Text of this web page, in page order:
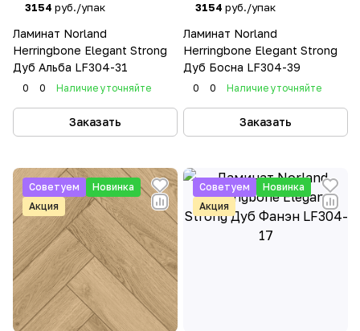
3154 руб./упак
Ламинат Norland
Herringbone Elegant Strong
Дуб Альба LF304-31
0 0 Наличие уточняйте
Заказать
3154 руб./упак
Ламинат Norland
Herringbone Elegant Strong
Дуб Босна LF304-39
0 0 Наличие уточняйте
Заказать
Советуем
Новинка
Акция
Советуем
Новинка
Акция